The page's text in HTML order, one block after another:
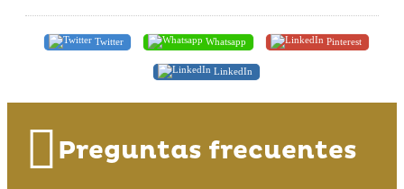
Twitter Whatsapp Pinterest
LinkedIn
Preguntas frecuentes